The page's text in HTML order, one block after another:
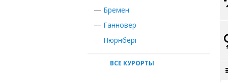
— Бремен
— Ганновер
— Нюрнберг
ВСЕ КУРОРТЫ